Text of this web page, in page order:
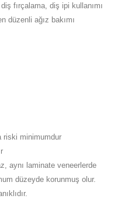
fırçalama, diş ipi kullanımı
düzenli ağız bakımı
riski minimumdur
aynı laminate veneerlerde
düzeyde korunmuş olur.